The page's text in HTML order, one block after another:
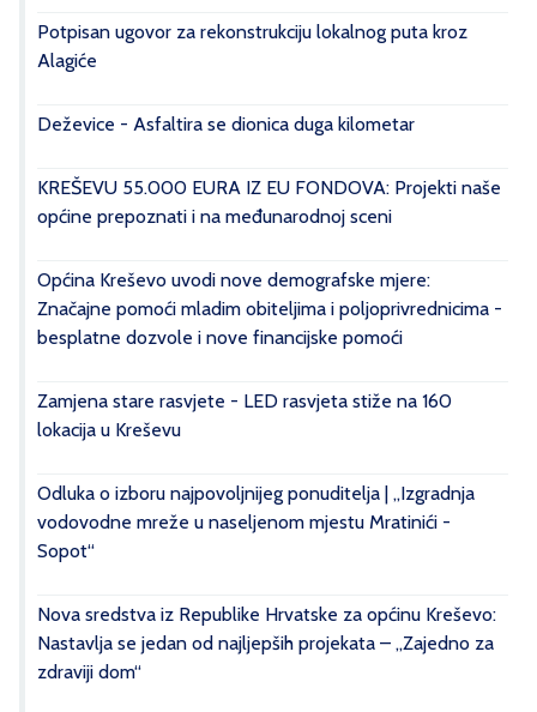
Potpisan ugovor za rekonstrukciju lokalnog puta kroz
Alagiće
Deževice - Asfaltira se dionica duga kilometar
KREŠEVU 55.000 EURA IZ EU FONDOVA: Projekti naše
općine prepoznati i na međunarodnoj sceni
Općina Kreševo uvodi nove demografske mjere:
Značajne pomoći mladim obiteljima i poljoprivrednicima -
besplatne dozvole i nove financijske pomoći
Zamjena stare rasvjete - LED rasvjeta stiže na 160
lokacija u Kreševu
Odluka o izboru najpovoljnijeg ponuditelja | „Izgradnja
vodovodne mreže u naseljenom mjestu Mratinići -
Sopot“
Nova sredstva iz Republike Hrvatske za općinu Kreševo:
Nastavlja se jedan od najljepših projekata – „Zajedno za
zdraviji dom“